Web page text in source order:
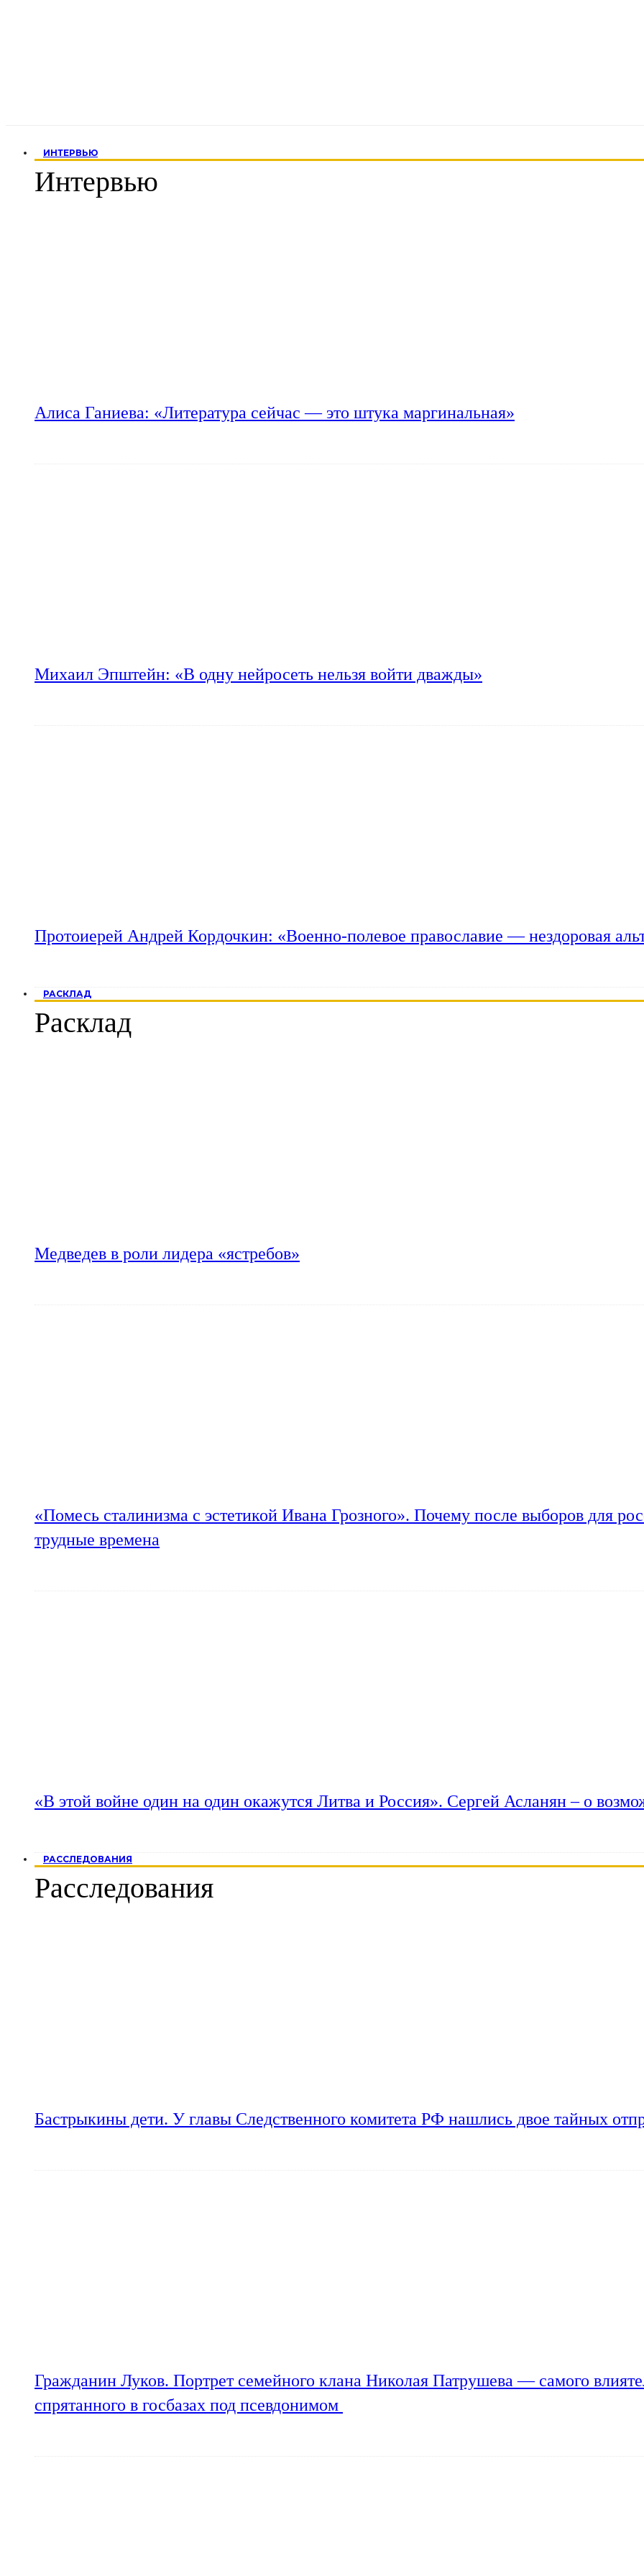
ИНТЕРВЬЮ
Интервью
Алиса Ганиева: «Литература сейчас — это штука маргинальная»
Михаил Эпштейн: «В одну нейросеть нельзя войти дважды»
Протоиерей Андрей Кордочкин: «Военно-полевое православие — нездоровая
РАСКЛАД
Расклад
Медведев в роли лидера «ястребов»
«Помесь сталинизма с эстетикой Ивана Грозного». Почему после выборов для
трудные времена
«В этой войне один на один окажутся Литва и Россия». Сергей Асланян – о
РАССЛЕДОВАНИЯ
Расследования
Бастрыкины дети. У главы Следственного комитета РФ нашлись двое тайных
Гражданин Луков. Портрет семейного клана Николая Патрушева — самого
спрятанного в госбазах под псевдонимом